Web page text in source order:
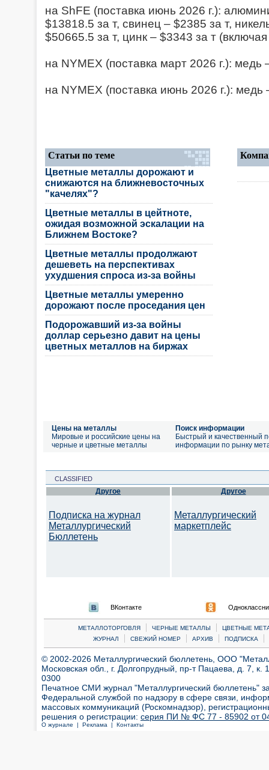
на ShFE (поставка июнь 2026 г.):
$13818.5 за т, свинец – $2385 за т,
$50665.5 за т, цинк – $3343 за т
на NYMEX (поставка март 2026 г.): медь
на NYMEX (поставка июнь 2026 г.): медь
Статьи по теме
Цветные металлы дорожают и
снижаются на ближневосточных
"качелях"?
Цветные металлы в цейтноте,
ожидая возможной эскалации на
Ближнем Востоке?
Цветные металлы продолжают
дешеветь на перспективах
ухудшения спроса из-за войны
Цветные металлы умеренно
дорожают после проседания цен
Подорожавший из-за войны
доллар серьезно давит на цены
цветных металлов на биржах
Цены на металлы
Мировые и российские цены на
черные и цветные металлы
Поиск информации
Быстрый и качественный
информации по рынку
CLASSIFIED
Другое
Подписка на журнал
Металлургический
Бюллетень
Другое
Металлургический
маркетплейс
ВКонтакте
МЕТАЛЛОТОРГОВЛЯ | ЧЕРНЫЕ МЕТАЛЛЫ |
ЦВЕТНЫЕ
ЖУРНАЛ
| СВЕЖИЙ НОМЕР | АРХИВ | ПОДПИСКА |
© 2002-2026 Металлургический бюллетень, ООО
Московская обл., г. Долгопрудный, пр-т Пацаева, д. 7,
0300
Печатное СМИ журнал "Металлургический бюллетень"
Федеральной службой по надзору в сфере связи,
массовых коммуникаций (Роскомнадзор),
решения о регистрации: серия ПИ № ФС 77 - 85902 от 04
О журнале | Реклама | Контакты